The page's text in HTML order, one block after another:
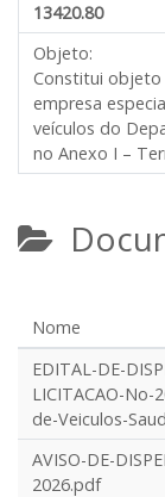
13420.80
Objeto:
Constitui objeto
empresa
veículos do
no Anexo I –
Nome
EDITAL-DE-
LICITACAO-No-
de-Veiculos-
AVISO-DE-
2026.pdf